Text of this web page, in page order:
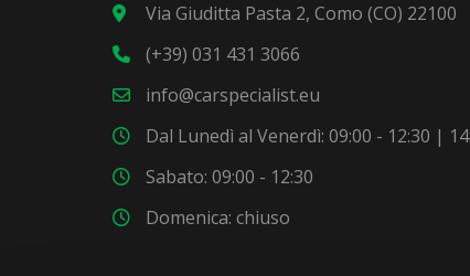
Via Giuditta Pasta 2, Como (CO) 22100
(+39) 031 431 3066
info@carspecialist.eu
Dal Lunedì al Venerdì: 09:00 - 12:30 |
Sabato: 09:00 - 12:30
Domenica: chiuso